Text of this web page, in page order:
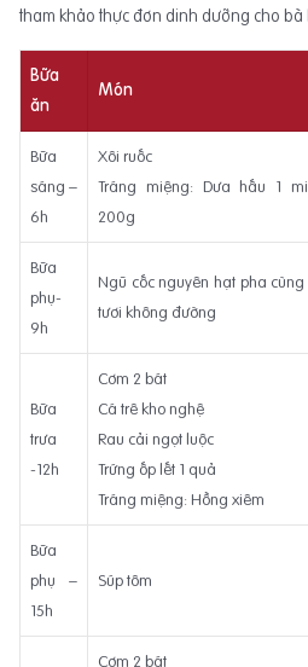
tham khảo thực đơn dinh dưỡng cho
Bữa
ăn
Món
Bữa
sáng –
6h
Xôi ruốc
Tráng miệng: Dưa hấu 1
200g
Bữa
phụ-
9h
Ngũ cốc nguyên hạt pha
tươi không đường
Bữa
trưa
-12h
Cơm 2 bát
Cá trê kho nghệ
Rau cải ngọt luộc
Trứng ốp lết 1 quả
Tráng miệng: Hồng xiêm
Bữa
phụ –
15h
Súp tôm
Cơm 2 bát